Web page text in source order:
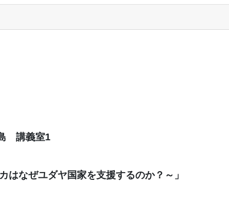
講義室1
はなぜユダヤ国家を支援するのか？～」